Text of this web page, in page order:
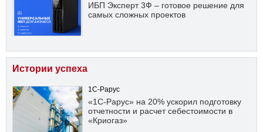
ИБП Эксперт 3Ф – готовое решение для
самых сложных проектов
Истории успеха
1С-Рарус
«1С-Рарус» на 20% ускорил подготовку
отчетности и расчет себестоимости в
«Криогаз»